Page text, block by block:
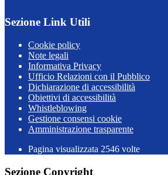
Sezione Link Utili
Cookie policy
Note legali
Informativa Privacy
Ufficio Relazioni con il Pubblico
Dichiarazione di accessibilità
Obiettivi di accessibilità
Whistleblowing
Gestione consensi cookie
Amministrazione trasparente
Pagina visualizzata 2546 volte
Sezione Copyright